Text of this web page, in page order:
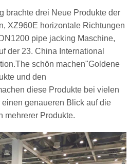
brachte drei Neue Produkte der
XZ960E horizontale Richtungen
pipe jacking Maschine,
der 23. China International
schön machen"Goldene
und den
diese Produkte bei vielen
einen genaueren Blick auf die
mehrerer Produkte.